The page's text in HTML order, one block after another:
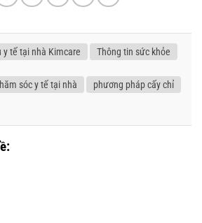
y tế tại nhà Kimcare Thông tin sức khỏe
sóc y tế tại nhà
phương pháp cấy chỉ